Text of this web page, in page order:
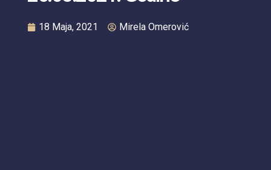
18 Maja, 2021 Mirela Omerović